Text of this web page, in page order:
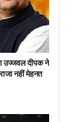
उज्जवल दीपक ने
नहीं मेहनत